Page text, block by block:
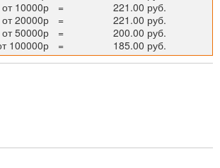
от 10000р
=
221.00 руб.
от 20000р
=
221.00 руб.
от 50000р
=
200.00 руб.
100000р
= 185.00 руб.